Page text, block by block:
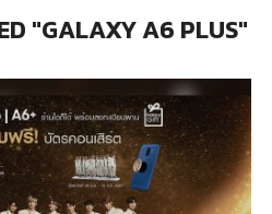
"GALAXY A6 PLUS"